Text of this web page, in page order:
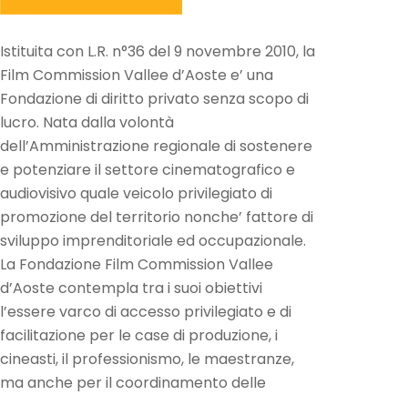
Istituita con L.R. n°36 del 9 novembre 2010, la
Film Commission Vallee d’Aoste e’ una
Fondazione di diritto privato senza scopo di
lucro. Nata dalla volontà
dell’Amministrazione regionale di sostenere
e potenziare il settore cinematografico e
audiovisivo quale veicolo privilegiato di
promozione del territorio nonche’ fattore di
sviluppo imprenditoriale ed occupazionale.
La Fondazione Film Commission Vallee
d’Aoste contempla tra i suoi obiettivi
l’essere varco di accesso privilegiato e di
facilitazione per le case di produzione, i
cineasti, il professionismo, le maestranze,
ma anche per il coordinamento delle